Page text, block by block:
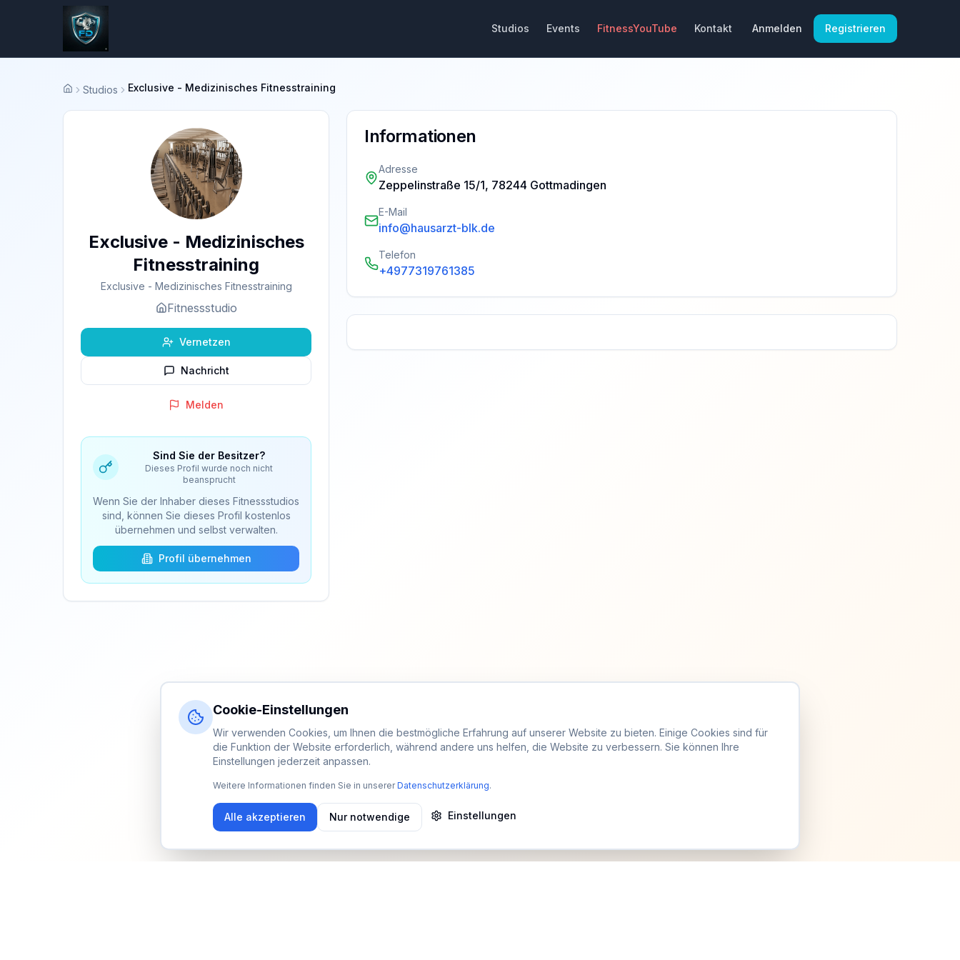
Studios Events FitnessYouTube Kontakt Anmelden Registrieren
Startseite
Studios Exclusive - Medizinisches Fitnesstraining
Exclusive - Medizinisches
Fitnesstraining
Exclusive - Medizinisches Fitnesstraining
Fitnessstudio
Vernetzen
Nachricht
Melden
Sind Sie der Besitzer?
Dieses Profil wurde noch nicht
beansprucht
Wenn Sie der Inhaber dieses Fitnessstudios
sind, können Sie dieses Profil kostenlos
übernehmen und selbst verwalten.
Profil übernehmen
Informationen
Adresse
Zeppelinstraße 15/1, 78244 Gottmadingen
E-Mail
info@hausarzt-blk.de
Telefon
+4977319761385
Cookie-Einstellungen
Wir verwenden Cookies, um Ihnen die bestmögliche Erfahrung auf unserer Website zu bieten. Einige Cookies sind für
die Funktion der Website erforderlich, während andere uns helfen, die Website zu verbessern. Sie können Ihre
Einstellungen jederzeit anpassen.
Weitere Informationen finden Sie in unserer Datenschutzerklärung.
Alle akzeptieren Nur notwendige Einstellungen